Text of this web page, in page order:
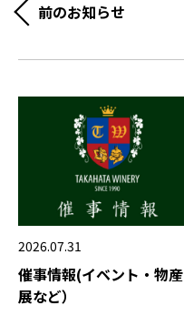
前のお知らせ
2026.07.31
催事情報(イベント・物産
展など）